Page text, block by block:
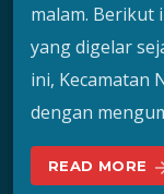
malam. Berikut
yang digelar
ini, Kecamatan
dengan
READ MORE